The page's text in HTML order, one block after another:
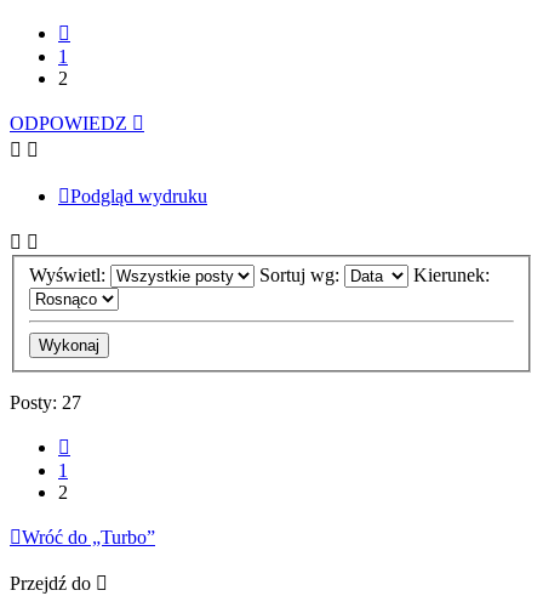
1
2
ODPOWIEDZ
Podgląd wydruku
Wyświetl: Sortuj wg: Kierunek:
Posty: 27
1
2
Wróć do „Turbo”
Przejdź do